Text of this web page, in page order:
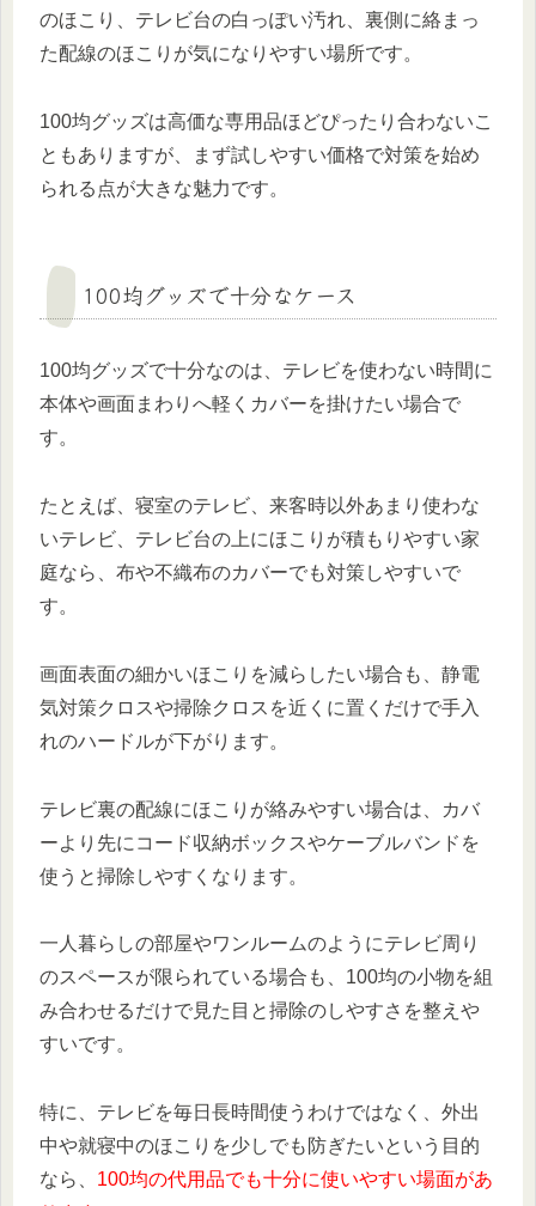
のほこり、テレビ台の白っぽい汚れ、裏側に絡まっ
た配線のほこりが気になりやすい場所です。
100均グッズは高価な専用品ほどぴったり合わないこ
ともありますが、まず試しやすい価格で対策を始め
られる点が大きな魅力です。
100均グッズで十分なケース
100均グッズで十分なのは、テレビを使わない時間に
本体や画面まわりへ軽くカバーを掛けたい場合で
す。
たとえば、寝室のテレビ、来客時以外あまり使わな
いテレビ、テレビ台の上にほこりが積もりやすい家
庭なら、布や不織布のカバーでも対策しやすいで
す。
画面表面の細かいほこりを減らしたい場合も、静電
気対策クロスや掃除クロスを近くに置くだけで手入
れのハードルが下がります。
テレビ裏の配線にほこりが絡みやすい場合は、カバ
ーより先にコード収納ボックスやケーブルバンドを
使うと掃除しやすくなります。
一人暮らしの部屋やワンルームのようにテレビ周り
のスペースが限られている場合も、100均の小物を組
み合わせるだけで見た目と掃除のしやすさを整えや
すいです。
特に、テレビを毎日長時間使うわけではなく、外出
中や就寝中のほこりを少しでも防ぎたいという目的
なら、 100均の代用品でも十分に使いやすい場面があ